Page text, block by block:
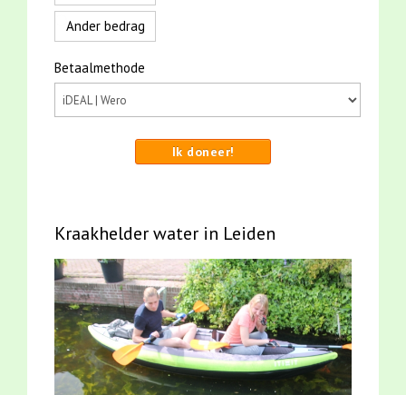
Ander bedrag
Betaalmethode
Ik doneer!
Kraakhelder water in Leiden